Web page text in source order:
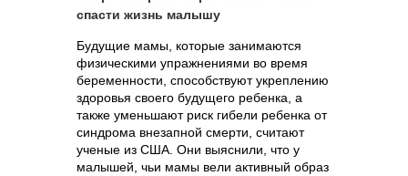
спасти жизнь малышу
Будущие мамы, которые занимаются
физическими упражнениями во время
беременности, способствуют укреплению
здоровья своего будущего ребенка, а
также уменьшают риск гибели ребенка от
синдрома внезапной смерти, считают
ученые из США. Они выяснили, что у
малышей, чьи мамы вели активный образ